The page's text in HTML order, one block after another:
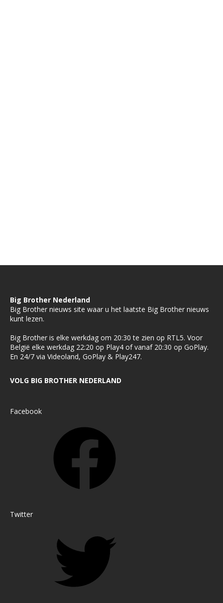
Big Brother Nederland
Big Brother nieuws site waar u het laatste Big Brother nieuws
kunt lezen.
Big Brother is elke werkdag om 20:30 te zien op RTL5. Voor
België elke werkdag 22:20 op Play4 of vanaf 20:30 op GoPlay.
En 24/7 via Videoland, GoPlay & Play247.
VOLG BIG BROTHER NEDERLAND
Facebook
Twitter